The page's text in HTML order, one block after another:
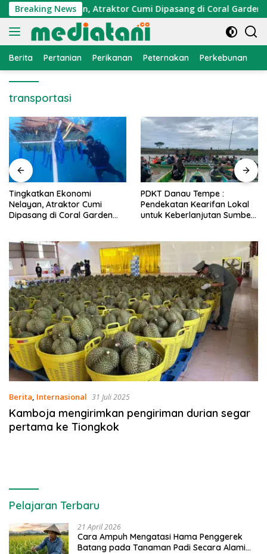
Langsung
ke
konten
Breaking News
Nelayan, Atraktor Cumi Dipasang di Coral Garden
Berita Pertanian Perikanan Peternakan Perkebunan
transportasi
PDKT Danau Tempe :
Pendekatan Kearifan Lokal
untuk Keberlanjutan Sumber
Cara Mengatasi Penyakit
PMK pada Sapi Perah
Alami dan Medis
Berita, Internasional 31 Juli 2025
Kamboja mengirimkan pengiriman durian segar
pertama ke Tiongkok
Pelajaran Terbaru
21 April 2026
Cara Ampuh Mengatasi Hama Penggerek
Batang pada Tanaman Padi Secara Alami